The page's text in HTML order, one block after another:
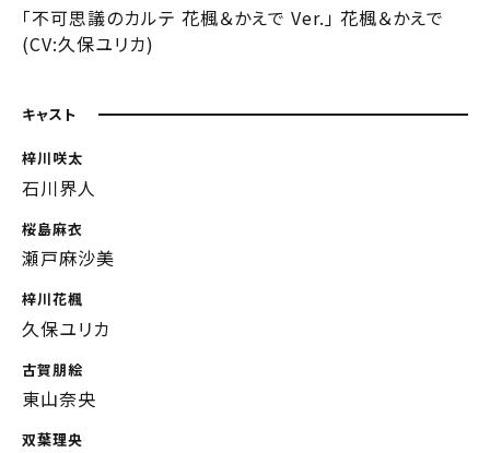
「不可思議のカルテ 花楓＆かえで Ver.」 花楓＆かえで
(CV:久保ユリカ)
キャスト
梓川咲太
石川界人
桜島麻衣
瀬戸麻沙美
梓川花楓
久保ユリカ
古賀朋絵
東山奈央
双葉理央